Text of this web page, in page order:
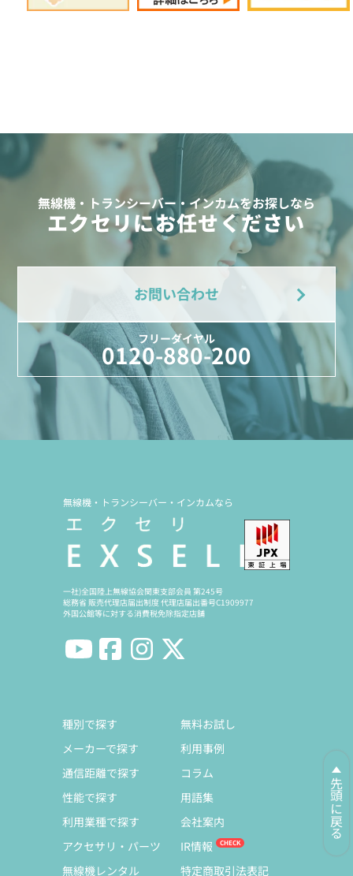
無線機・トランシーバー・インカムをお探しなら
エクセリにお任せください
お問い合わせ
フリーダイヤル
0120-880-200
先頭に戻る
無線機・トランシーバー・インカムなら
一社)全国陸上無線協会関東支部会員 第245号
総務省 販売代理店届出制度 代理店届出番号C1909977
外国公館等に対する消費税免除指定店舗
種別で探す
メーカーで探す
通信距離で探す
性能で探す
利用業種で探す
アクセサリ・パーツ
無線機レンタル
無料お試し
利用事例
コラム
用語集
会社案内
IR情報
特定商取引法表記